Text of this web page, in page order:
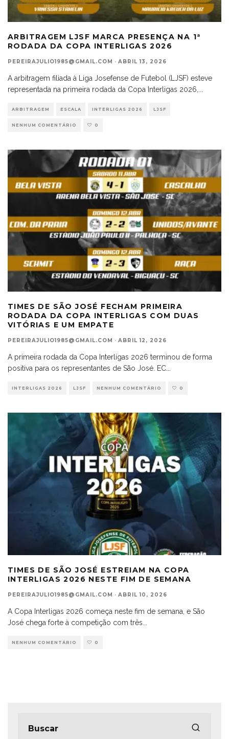
ARBITRAGEM LJSF MARCA PRESENÇA NA 1ª
RODADA DA COPA INTERLIGAS 2026
PEREIRAJULIO1985@GMAIL.COM · ABRIL 13, 2026
A arbitragem filiada à Liga Josefense de Futebol (LJSF) esteve
representada na primeira rodada da Copa Interligas 2026,
ARBITRAGEM ESCALA INTERLIGAS 2026 LJSF
NENHUM COMENTÁRIO 0
TIMES DE SÃO JOSÉ FECHAM PRIMEIRA
RODADA DA COPA INTERLIGAS COM DUAS
VITÓRIAS E UM EMPATE
PEREIRAJULIO1985@GMAIL.COM · ABRIL 12, 2026
A primeira rodada da Copa Interligas 2026 terminou de forma
positiva para os representantes de São José. EC...
INTERLIGAS 2026 LJSF NENHUM COMENTÁRIO 0
TIMES DE SÃO JOSÉ ESTREIAM NA COPA
INTERLIGAS 2026 NESTE FIM DE SEMANA
PEREIRAJULIO1985@GMAIL.COM · ABRIL 10, 2026
A Copa Interligas 2026 começa neste fim de semana, e São
José chega forte à competição com três
NENHUM COMENTÁRIO 0